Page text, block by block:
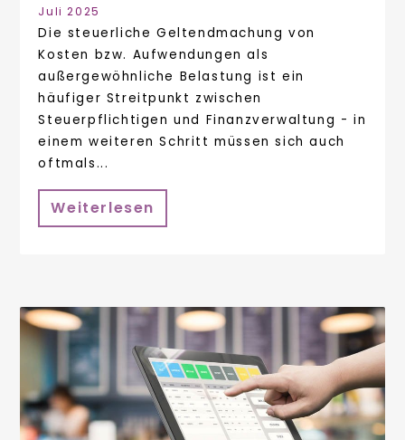
Juli 2025
Die steuerliche Geltendmachung von
Kosten bzw. Aufwendungen als
außergewöhnliche Belastung ist ein
häufiger Streitpunkt zwischen
Steuerpflichtigen und Finanzverwaltung - in
einem weiteren Schritt müssen sich auch
oftmals...
Weiterlesen